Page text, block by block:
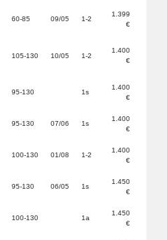
60-85 09/05 1-2
1.399
€
105-130 10/05 1-2
1.400
€
95-130 1s
1.400
€
95-130 07/06 1s
1.400
€
100-130 01/08 1-2
1.400
€
95-130 06/05 1s
1.450
€
100-130 1a
1.450
€